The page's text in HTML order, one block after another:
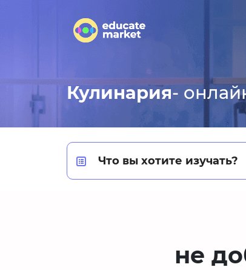
Кулинария-
Что вы хотите изучать?
не